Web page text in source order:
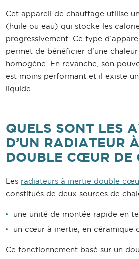
Cet appareil de chauffage utilise
(huile ou eau) qui stocke les
progressivement. Ce type
permet de bénéficier d’une
homogène. En revanche, son
est moins performant et il existe
liquide.
QUELS SONT LES
D’UN RADIATEUR
DOUBLE CŒUR DE
Les radiateurs à inertie double
constitués de deux sources de
une unité de montée rapide en
un cœur à inertie, en céramique
Ce fonctionnement basé sur un